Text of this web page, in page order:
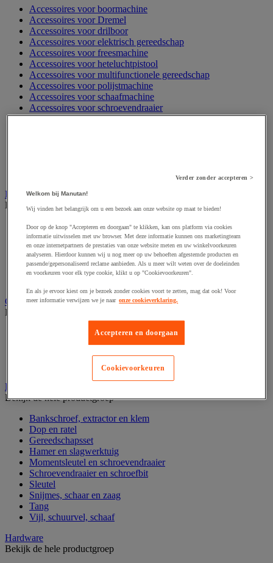
Accessoires voor boormachine
Accessoires voor Dremel
Accessoires voor drilboor
Accessoires voor elektrisch gereedschap
Accessoires voor freesmachine
Accessoires voor heteluchtpistool
Accessoires voor multifunctionele gereedschap
Accessoires voor polijstmachine
Accessoires voor schaafmachine
Accessoires voor schroevendraaier
Accessoires voor schuurmachine
Elektrische toebehoren en verlichting
Bekijk de hele productgroep
Accessoires voor elektrisch schakelpaneel
Batterij, oplader en kabel
Elektrische kabel
Elektrische uitrusting
Verlengsnoer, stekkerdoos en kapelhaspel
Gereedschap opbergen
Bekijk de hele productgroep
Assortimentsdoos en gereedschapkoffer
Gereedschapskist en opbergtas
Gereedschapskoffer en versterkte kist
Verrijdbare werktafel
Handgereedschap
Bekijk de hele productgroep
Bankschroef, extractor en klem
Dop en ratel
Gereedschapsset
Hamer en slagwerktuig
Momentsleutel en schroevendraaier
Schroevendraaier en schroefbit
Sleutel
Snijmes, schaar en zaag
Tang
Vijl, schuurvel, schaaf
Hardware
Bekijk de hele productgroep
Verder zonder accepteren >
Welkom bij Manutan!
Wij vinden het belangrijk om u een bezoek aan onze website op maat te bieden!
Door op de knop "Accepteren en doorgaan" te klikken, kan ons platform via cookies
informatie uitwisselen met uw browser. Met deze informatie kunnen ons marketingteam
en onze internetpartners de prestaties van onze website meten en uw winkelvoorkeuren
analyseren. Hierdoor kunnen wij u nog meer op uw behoeften afgestemde producten en
passende/gepersonaliseerd reclame aanbieden. Als u meer wilt weten over de doeleinden
en voorkeuren voor elk type cookie, klikt u op "Cookievoorkeuren".
En als je ervoor kiest om je bezoek zonder cookies voort te zetten, mag dat ook! Voor
meer informatie verwijzen we je naar onze cookieverklaring.
Accepteren en doorgaan
Cookievoorkeuren